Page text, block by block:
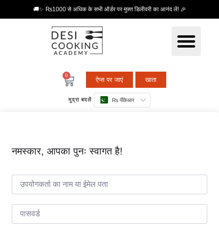
🚚✨ ₨1000 से अधिक के सभी ऑर्डर पर मुफ़्त डिलीवरी का आनंद लें! 🎉
0
ऐप्स पर जाएं खाता
मुद्रा बदलें ₨ पीकेआर
नमस्कार, आपका पुनः स्वागत है!